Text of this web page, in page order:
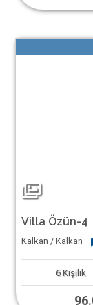
Villa Özün-4
Kalkan / Kalkan
6 Kişilik